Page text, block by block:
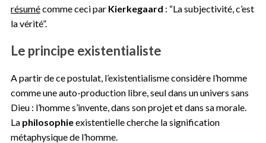
résumécomme ceci par Kierkegaard : “La subjectivité, c’est
la vérité”.
Le principe existentialiste
A partir de ce postulat, l’existentialisme considère l’homme
comme une auto-production libre, seul dans un univers sans
Dieu : l’homme s’invente, dans son projet et dans sa morale.
La philosophieexistentielle cherche la signification
métaphysique de l’homme.